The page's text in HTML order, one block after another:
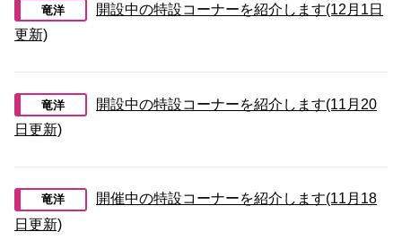
竜洋
開設中の特設コーナーを紹介します(12月1日
更新)
竜洋
開設中の特設コーナーを紹介します(11月20
日更新)
竜洋
開催中の特設コーナーを紹介します(11月18
日更新)